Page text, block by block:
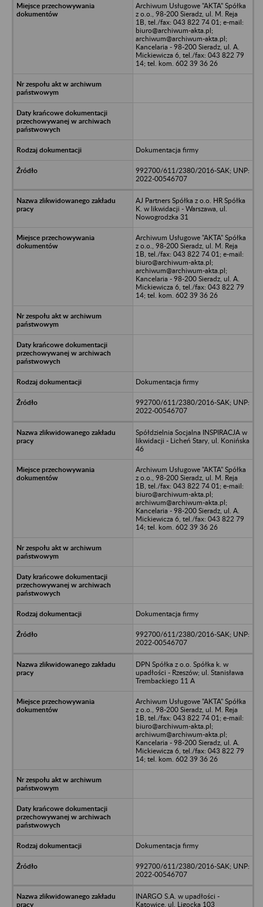
Archiwum Usługowe "AKTA" Spółka
z o.o., 98-200 Sieradz, ul. M. Reja
1B, tel./fax: 043 822 74 01; e-mail:
biuro@archiwum-akta.pl;
archiwum@archiwum-akta.pl;
Kancelaria - 98-200 Sieradz, ul. A.
Mickiewicza 6, tel./fax: 043 822 79
14; tel. kom. 602 39 36 26
Dokumentacja firmy
992700/611/2380/2016-SAK; UNP:
2022-00546707
AJ Partners Spółka z o.o. HR Spółka
K. w likwidacji - Warszawa, ul.
Nowogrodzka 31
Archiwum Usługowe "AKTA" Spółka
z o.o., 98-200 Sieradz, ul. M. Reja
1B, tel./fax: 043 822 74 01; e-mail:
biuro@archiwum-akta.pl;
archiwum@archiwum-akta.pl;
Kancelaria - 98-200 Sieradz, ul. A.
Mickiewicza 6, tel./fax: 043 822 79
14; tel. kom. 602 39 36 26
Dokumentacja firmy
992700/611/2380/2016-SAK; UNP:
2022-00546707
Spółdzielnia Socjalna INSPIRACJA w
likwidacji - Licheń Stary, ul. Konińska
46
Archiwum Usługowe "AKTA" Spółka
z o.o., 98-200 Sieradz, ul. M. Reja
1B, tel./fax: 043 822 74 01; e-mail:
biuro@archiwum-akta.pl;
archiwum@archiwum-akta.pl;
Kancelaria - 98-200 Sieradz, ul. A.
Mickiewicza 6, tel./fax: 043 822 79
14; tel. kom. 602 39 36 26
Dokumentacja firmy
992700/611/2380/2016-SAK; UNP:
2022-00546707
DPN Spółka z o.o. Spółka k. w
upadłości - Rzeszów; ul. Stanisława
Trembackiego 11 A
Archiwum Usługowe "AKTA" Spółka
z o.o., 98-200 Sieradz, ul. M. Reja
1B, tel./fax: 043 822 74 01; e-mail:
biuro@archiwum-akta.pl;
archiwum@archiwum-akta.pl;
Kancelaria - 98-200 Sieradz, ul. A.
Mickiewicza 6, tel./fax: 043 822 79
14; tel. kom. 602 39 36 26
Dokumentacja firmy
992700/611/2380/2016-SAK; UNP:
2022-00546707
INARGO S.A. w upadłości -
Katowice, ul. Ligocka 103